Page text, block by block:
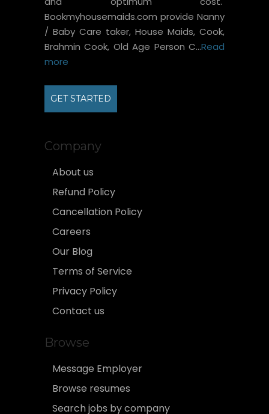
Bookmyhousemaids.com provide Nanny
/ Baby Care taker, House Maids, Cook,
Brahmin Cook, Old Age Person C...Read
more
GET STARTED
Company
About us
Refund Policy
Cancellation Policy
Careers
Our Blog
Terms of Service
Privacy Policy
Contact us
Browse
Message Employer
Browse resumes
Search jobs by company